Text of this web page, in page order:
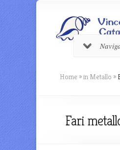
Home »in Metallo »
Fari